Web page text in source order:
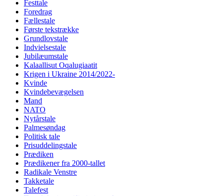
Festtale
Foredrag
Fællestale
Første tekstrække
Grundlovstale
Indvielsestale
Jubilæumstale
Kalaallisut Oqalugiaatit
Krigen i Ukraine 2014/2022-
Kvinde
Kvindebevægelsen
Mand
NATO
Nytårstale
Palmesøndag
Politisk tale
Prisuddelingstale
Prædiken
Prædikener fra 2000-tallet
Radikale Venstre
Takketale
Talefest